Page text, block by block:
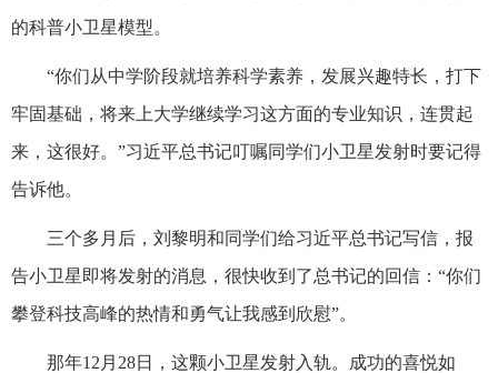
的科普小卫星模型。
“你们从中学阶段就培养科学素养，发展兴趣特长，打下
牢固基础，将来上大学继续学习这方面的专业知识，连贯起
来，这很好。”习近平总书记叮嘱同学们小卫星发射时要记得
告诉他。
三个多月后，刘黎明和同学们给习近平总书记写信，报
告小卫星即将发射的消息，很快收到了总书记的回信：“你们
攀登科技高峰的热情和勇气让我感到欣慰”。
那年12月28日，这颗小卫星发射入轨。成功的喜悦如